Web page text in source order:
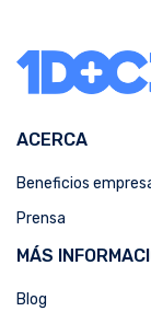
ACERCA
Beneficios
Prensa
MÁS
Blog